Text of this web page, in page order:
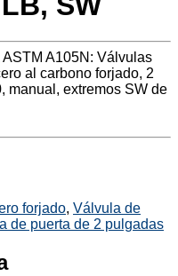
A105N: Válvulas
al carbono forjado, 2
manual, extremos SW de
forjado, Válvula de
de puerta de 2 pulgadas